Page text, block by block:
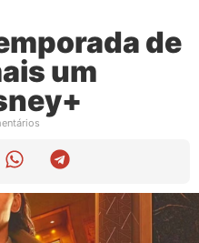
de
um